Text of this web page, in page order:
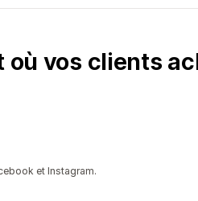
vos clients
et Instagram.